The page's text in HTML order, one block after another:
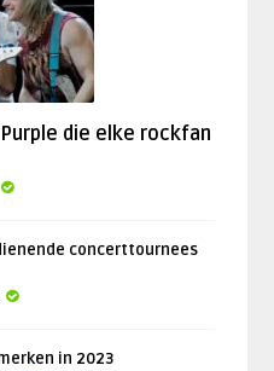
die elke rockfan
concerttournees
in 2023